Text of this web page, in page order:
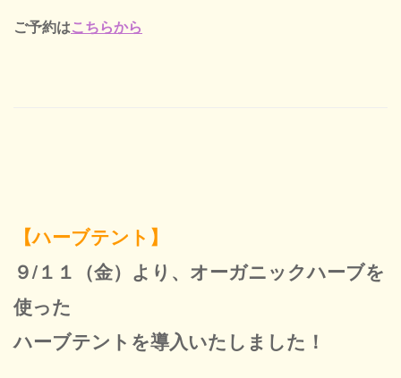
ご予約はこちらから
【ハーブテント】
９/１１（金）より、オーガニックハーブを
使った
ハーブテントを導入いたしました！